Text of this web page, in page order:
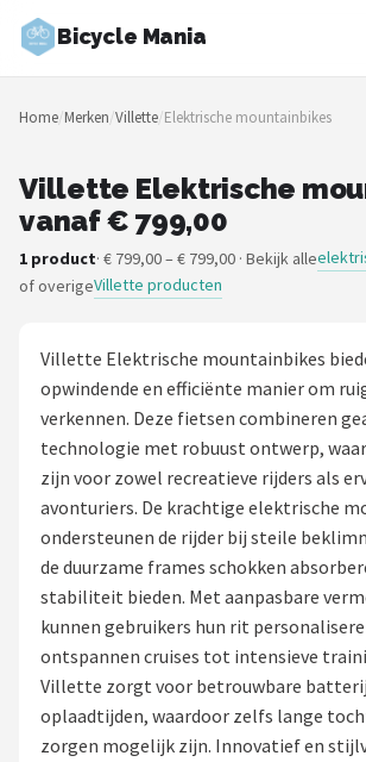
Bicycle Mania
Zoeken
NAVIGATIE
Merken
Blog
Kinderfietsen
Stadsfietsen
Elektrische fietsen
Mountainbikes
Shop
Basil
Home/Merken/Villette/Elektrische mountainbikes
Villette Elektrische
vanaf € 799,00
1 product· € 799,00 – € 799,00 · Bekijk alle
of overigeVillette producten
Villette Elektrische mountainbikes
opwindende en efficiënte manier om
verkennen. Deze fietsen combineren
technologie met robuust ontwerp,
zijn voor zowel recreatieve rijders als
avonturiers. De krachtige elektrische
ondersteunen de rijder bij steile
de duurzame frames schokken
stabiliteit bieden. Met aanpasbare
kunnen gebruikers hun rit
ontspannen cruises tot intensieve
Villette zorgt voor betrouwbare
oplaadtijden, waardoor zelfs lange
zorgen mogelijk zijn. Innovatief en